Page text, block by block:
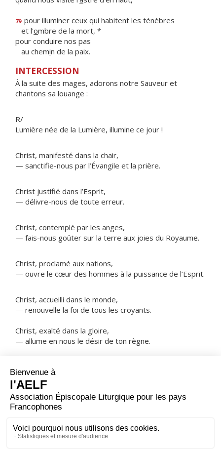
79 pour illuminer ceux qui habitent les ténèbres
et l'ombre de la mort, *
pour conduire nos pas
au chemin de la paix.
INTERCESSION
À la suite des mages, adorons notre Sauveur et
chantons sa louange :
R/
Lumière née de la Lumière, illumine ce jour !
Christ, manifesté dans la chair,
— sanctifie-nous par l’Évangile et la prière.
Christ justifié dans l’Esprit,
— délivre-nous de toute erreur.
Christ, contemplé par les anges,
— fais-nous goûter sur la terre aux joies du Royaume.
Christ, proclamé aux nations,
— ouvre le cœur des hommes à la puissance de l’Esprit.
Christ, accueilli dans le monde,
— renouvelle la foi de tous les croyants.
Christ, exalté dans la gloire,
— allume en nous le désir de ton règne.
NOTRE PÈRE
ORAISON
Aujourd’hui, Seigneur, tu as révélé ton Fils unique aux
accorder, à nous qui te connaissons déjà par la foi,
d’être conduits jusqu’à la claire vision de ta splendeur.